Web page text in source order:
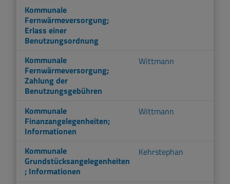
Kommunale
Fernwärmeversorgung;
Erlass einer
Benutzungsordnung
Kommunale
Fernwärmeversorgung;
Zahlung der
Benutzungsgebühren
Wittmann
Kommunale
Finanzangelegenheiten;
Informationen
Wittmann
Kommunale
Grundstücksangelegenheiten
; Informationen
Kehrstephan